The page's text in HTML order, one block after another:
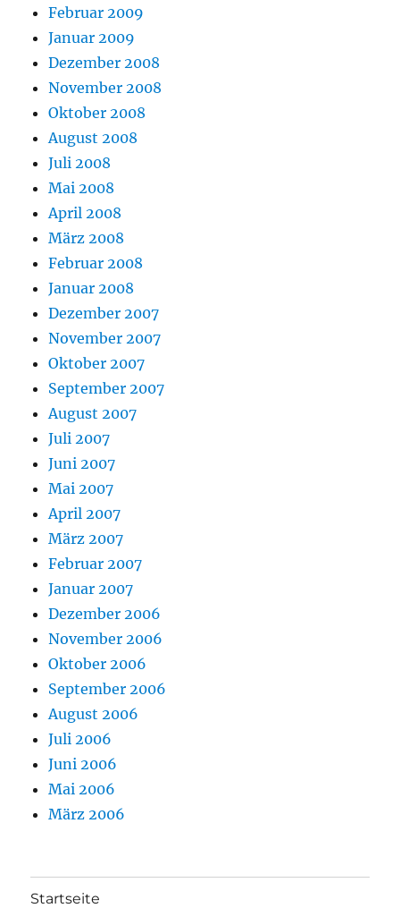
Februar 2009
Januar 2009
Dezember 2008
November 2008
Oktober 2008
August 2008
Juli 2008
Mai 2008
April 2008
März 2008
Februar 2008
Januar 2008
Dezember 2007
November 2007
Oktober 2007
September 2007
August 2007
Juli 2007
Juni 2007
Mai 2007
April 2007
März 2007
Februar 2007
Januar 2007
Dezember 2006
November 2006
Oktober 2006
September 2006
August 2006
Juli 2006
Juni 2006
Mai 2006
März 2006
Startseite